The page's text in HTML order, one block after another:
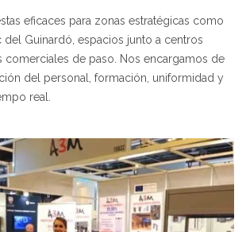
eficaces para zonas estratégicas como
del Guinardó, espacios junto a centros
comerciales de paso. Nos encargamos de
del personal, formación, uniformidad y
real.